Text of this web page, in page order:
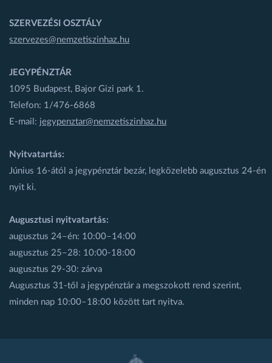
SZERVEZÉSI OSZTÁLY
szervezes@nemzetiszinhaz.hu
JEGYPÉNZTÁR
1095 Budapest, Bajor Gizi park 1.
Telefon: 1/476-6868
E-mail: jegypenztar@nemzetiszinhaz.hu
Nyitvatartás:
Június 16-ától a jegypénztár bezár, legközelebb augusztus 24-én
nyit ki.
Augusztusi nyitvatartás:
augusztus 24–én: 10:00–14:00
augusztus 25–28: 10:00-18:00
augusztus 29-30: zárva
Augusztus 31-től a jegypénztár a megszokott rend szerint,
minden nap 10:00–18:00 között tart nyitva.